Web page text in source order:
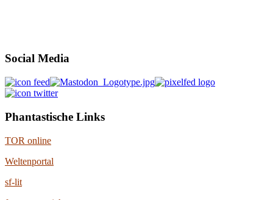
Social Media
Phantastische Links
TOR online
Weltenportal
sf-lit